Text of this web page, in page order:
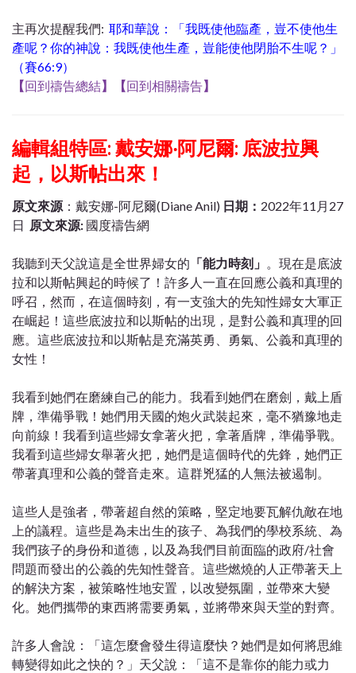
主再次提醒我們: 耶和華說：「我既使他臨產，豈不使他生
產呢？你的神說：我既使他生產，豈能使他閉胎不生呢？」
（賽66:9）
【回到禱告總結】 【回到相關禱告】
編輯組特區: 戴安娜‧阿尼爾: 底波拉興
起，以斯帖出來！
原文來源 ：戴安娜-阿尼爾(Diane Anil) 日期： 2022年11月27
日 原文來源: 國度禱告網
我聽到天父說這是全世界婦女的 「能力時刻」
。現在是底波
拉和以斯帖興起的時候了！許多人一直在回應公義和真理的
呼召，然而，在這個時刻，有一支強大的先知性婦女大軍正
在崛起！這些底波拉和以斯帖的出現，是對公義和真理的回
應。這些底波拉和以斯帖是充滿英勇、勇氣、公義和真理的
女性！
我看到她們在磨練自己的能力。我看到她們在磨劍，戴上盾
牌，準備爭戰！她們用天國的炮火武裝起來，毫不猶豫地走
向前線！我看到這些婦女拿著火把，拿著盾牌，準備爭戰。
我看到這些婦女舉著火把，她們是這個時代的先鋒，她們正
帶著真理和公義的聲音走來。這群兇猛的人無法被遏制。
這些人是強者，帶著超自然的策略，堅定地要瓦解仇敵在地
上的議程。這些是為未出生的孩子、為我們的學校系統、為
我們孩子的身份和道德，以及為我們目前面臨的政府/社會
問題而發出的公義的先知性聲音。這些燃燒的人正帶著天上
的解決方案，被策略性地安置，以改變氛圍，並帶來大變
化。她們攜帶的東西將需要勇氣，並將帶來與天堂的對齊。
許多人會說：「這怎麼會發生得這麼快？她們是如何將思維
轉變得如此之快的？」天父說：「這不是靠你的能力或力